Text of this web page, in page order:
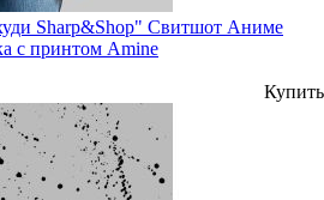
Sharp&Shop" Свитшот Аниме
с принтом Amine
Купить